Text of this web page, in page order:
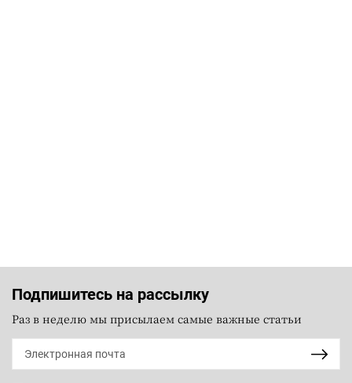
Подпишитесь на рассылку
Раз в неделю мы присылаем самые важные статьи